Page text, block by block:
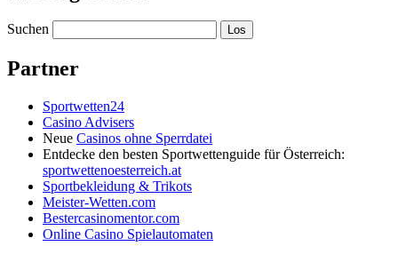
Suchen
Partner
Sportwetten24
Casino Advisers
Neue Casinos ohne Sperrdatei
Entdecke den besten Sportwettenguide für Österreich:
sportwettenoesterreich.at
Sportbekleidung & Trikots
Meister-Wetten.com
Bestercasinomentor.com
Online Casino Spielautomaten